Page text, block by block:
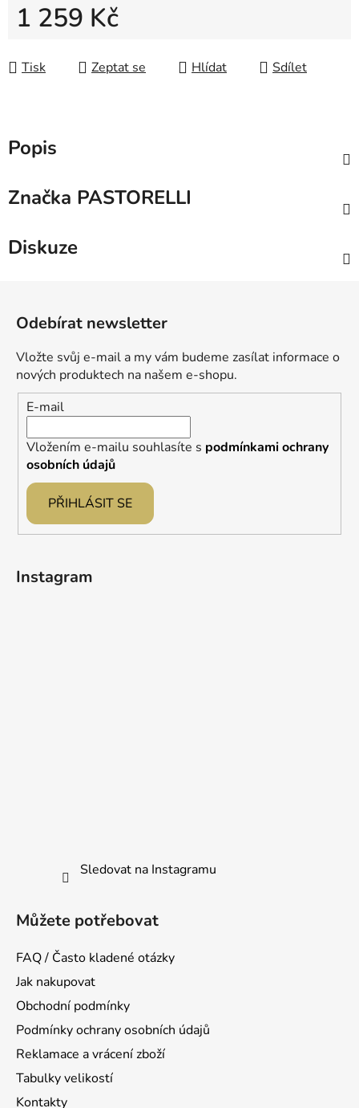
1 259 Kč
Tisk
Zeptat se Hlídat Sdílet
Popis
Značka PASTORELLI
Diskuze
Odebírat newsletter
Vložte svůj e-mail a my vám budeme zasílat informace o
nových produktech na našem e-shopu.
E-mail
Vložením e-mailu souhlasíte s podmínkami ochrany
osobních údajů
PŘIHLÁSIT SE
Instagram
Sledovat na Instagramu
Můžete potřebovat
FAQ / Často kladené otázky
Jak nakupovat
Obchodní podmínky
Podmínky ochrany osobních údajů
Reklamace a vrácení zboží
Tabulky velikostí
Kontakty